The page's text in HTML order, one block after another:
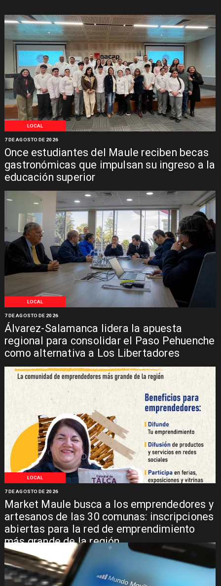
LOCAL
Once estudiantes del Maule reciben becas
gastronómicas que impulsan su ingreso a la
educación superior
7 DE AGOSTO DE 2026
LOCAL
Álvarez-Salamanca lidera la apuesta
regional para consolidar el Paso Pehuenche
como alternativa a Los Libertadores
7 DE AGOSTO DE 2026
LOCAL
Market Maule busca a los emprendedores y
artesanos de las 30 comunas: inscripciones
abiertas para la red de emprendimiento
más grande de la región
7 DE AGOSTO DE 2026